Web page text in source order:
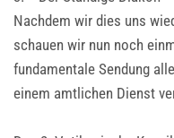
Nachdem wir dies uns
schauen wir nun noch
fundamentale Sendung
einem amtlichen Dienst